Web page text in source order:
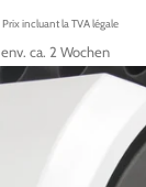
ca. 2 Wochen